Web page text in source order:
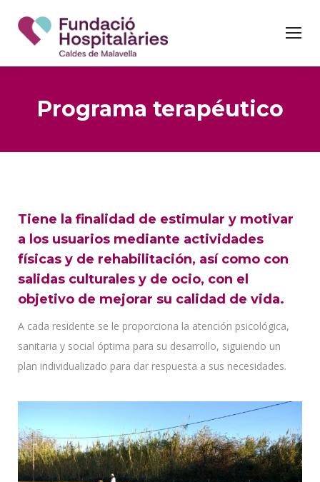
Programa terapéutico
Tiene la finalidad de estimular y motivar
a los usuarios mediante actividades
físicas y de rehabilitación, así como con
salidas culturales y de ocio, con el
objetivo de mejorar su calidad de vida.
A cada residente se le proporciona la atención psicológica,
sanitaria y social óptima para su desarrollo, siguiendo un
plan individualizado para dar respuesta a sus necesidades.